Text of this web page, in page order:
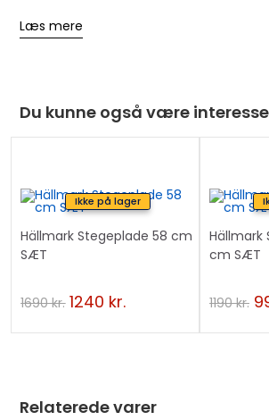
i
o
h
s
p
o
Læs mere
Du kunne også være
Ikke på lager
Hällmark Stegeplade 58 cm
SÆT
1690kr. 1240 kr.
Hällmark
cm SÆT
1190kr.
Relaterede varer